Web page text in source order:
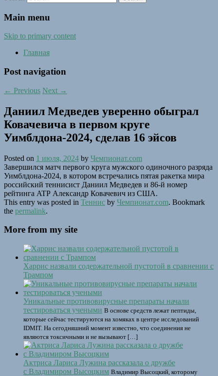
Main menu
Skip to primary content
Главная
Post navigation
← Previous Next →
Даниил Медведев уверенно обыграл
Ковачевича в первом круге
Уимблдона-2024, сделав 16 эйсов
Posted on 1 июля, 2024 by Чемпионат.com
Завершился матч первого круга мужского одиночного разряда
Уимблдона-2024, в котором встречались пятая ракетка мира
российский теннисист Даниил Медведев и 86-й номер
рейтинга ATP Александр Ковачевич из США.
This entry was posted in Теннис by Чемпионат.com. Bookmark
the permalink.
More from my site
Харрис назвали содержательной пустотой в сравнении с
Трампом
Уникальные противовирусные препараты начали
тестироваться учеными В основе средств лежат пептиды,
которые сейчас тестируются на хомяках в центре исследований
IDMIT. На сегодняшний момент известно, что соединения не
являются токсичными и не вызывают […]
Актриса Лариса Лужина рассказала о дружбе
с Владимиром Высоцким Владимир Высоцкий, которому